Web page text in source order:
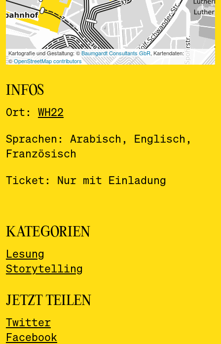
INFOS
Ort: WH22
Sprachen: Arabisch, Englisch,
Französisch
Ticket: Nur mit Einladung
KATEGORIEN
Lesung
Storytelling
JETZT TEILEN
Twitter
Facebook